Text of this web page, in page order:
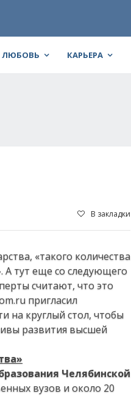
ЛЮБОВЬ КАРЬЕРА
В закладки
«такого количества
А тут еще со следующего
считают, что это
пригласил
на круглый стол, чтобы
развития высшей
Челябинской
вузов и около 20